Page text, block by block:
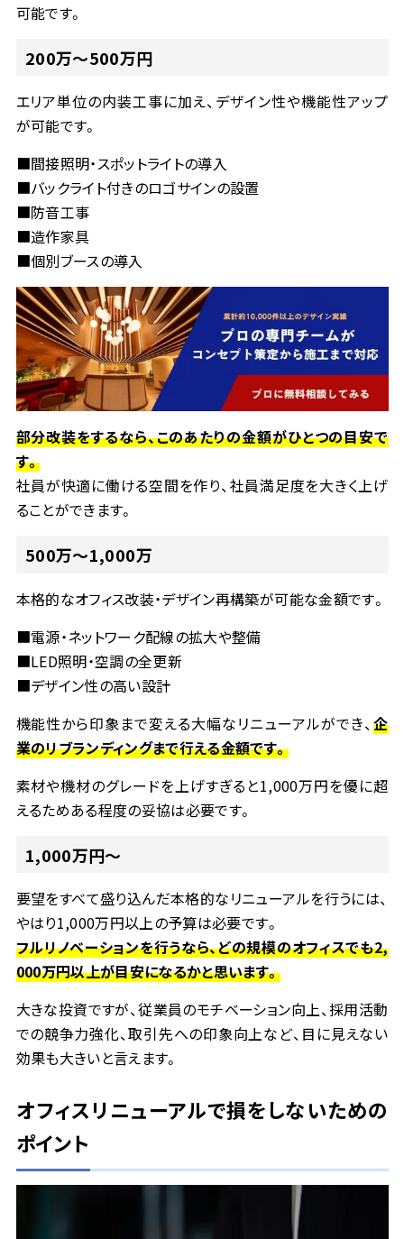
可能です。
200万～500万円
エリア単位の内装工事に加え、デザイン性や機能性アップ
が可能です。
■間接照明・スポットライトの導入
■バックライト付きのロゴサインの設置
■防音工事
■造作家具
■個別ブースの導入
部分改装をするなら、このあたりの金額がひとつの目安で
す。
社員が快適に働ける空間を作り、社員満足度を大きく上げ
ることができます。
500万～1,000万
本格的なオフィス改装・デザイン再構築が可能な金額です。
■電源・ネットワーク配線の拡大や整備
■LED照明・空調の全更新
■デザイン性の高い設計
機能性から印象まで変える大幅なリニューアルができ、企
業のリブランディングまで行える金額です。
素材や機材のグレードを上げすぎると1,000万円を優に超
えるためある程度の妥協は必要です。
1,000万円～
要望をすべて盛り込んだ本格的なリニューアルを行うには、
やはり1,000万円以上の予算は必要です。
フルリノベーションを行うなら、どの規模のオフィスでも2,
000万円以上が目安になるかと思います。
大きな投資ですが、従業員のモチベーション向上、採用活動
での競争力強化、取引先への印象向上など、目に見えない
効果も大きいと言えます。
オフィスリニューアルで損をしないための
ポイント